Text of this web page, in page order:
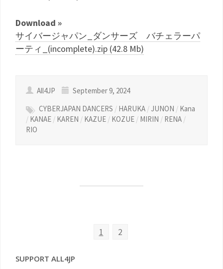
Download »
サイバージャパン_ダンサーズ バチェラーパ
ーティ_(incomplete).zip (42.8 Mb)
All4JP
September 9, 2024
CYBERJAPAN DANCERS / HARUKA /JUNON / Kana
/ KANAE / KAREN / KAZUE / KOZUE / MIRIN / RENA /
RIO
1 2
SUPPORT ALL4JP